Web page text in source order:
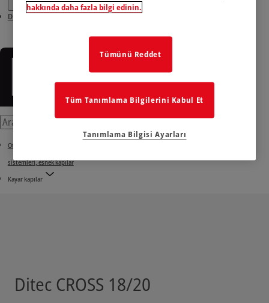
Ditec e-shop
Otomatik kapılar, bariyerler, endüstriyel kapılara ve konut kapılarına yönelik otomasyon
sistemleri, esnek kapılar
Kayar kapılar
Ditec CROSS 18/20
hakkında daha fazla bilgi edinin.
Tümünü Reddet
Tüm Tanımlama Bilgilerini Kabul Et
Tanımlama Bilgisi Ayarları